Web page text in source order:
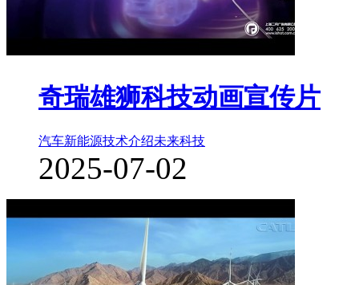
奇瑞雄狮科技动画宣传片
汽车新能源技术介绍未来科技
2025-07-02